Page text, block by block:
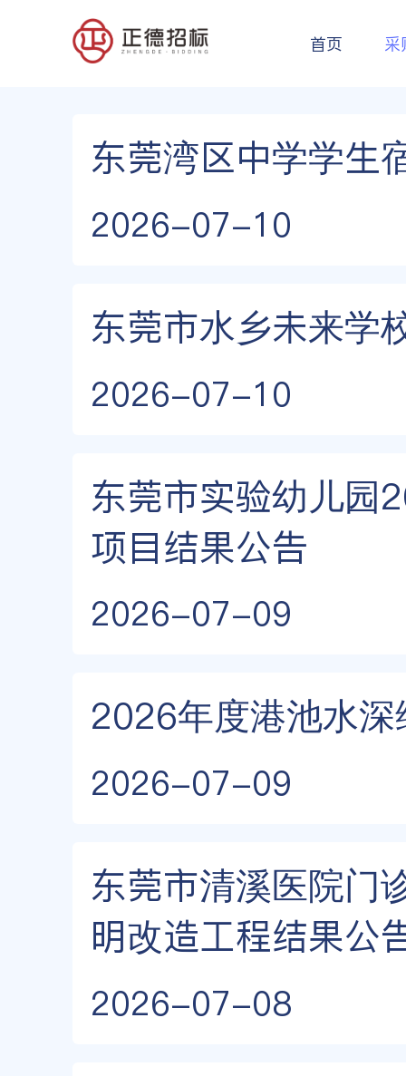
首页 采
东莞湾区中学学生
2026-07-10
东莞市水乡未来学
2026-07-10
东莞市实验幼儿园
项目结果公告
2026-07-09
2026年度港池水
2026-07-09
东莞市清溪医院门
明改造工程结果公
2026-07-08